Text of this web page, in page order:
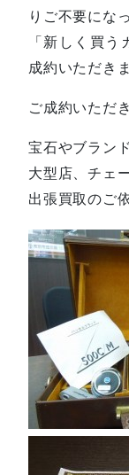
りご不要にな
「新しく買
成約いただき
ご成約いただ
宝石やブラン
大型店、チェ
出張買取のご